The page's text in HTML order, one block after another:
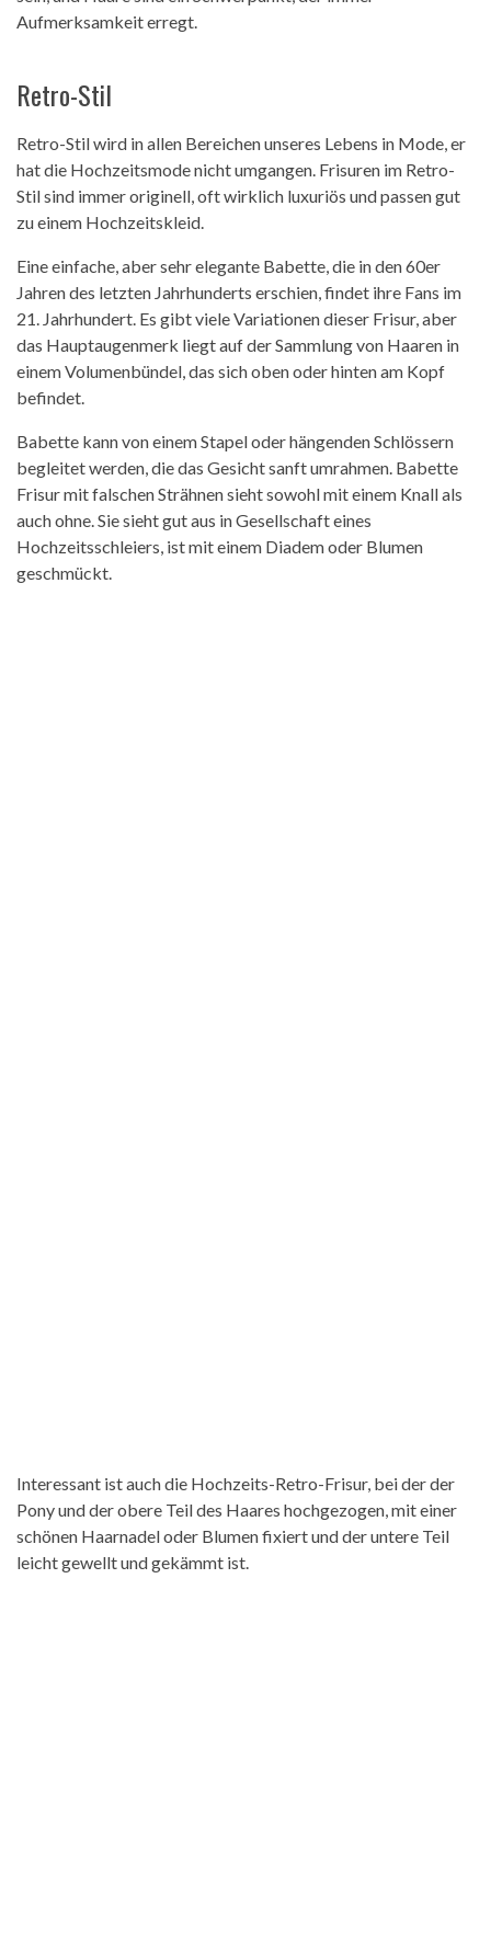
Aufmerksamkeit erregt.
Retro-Stil
Retro-Stil wird in allen Bereichen unseres Lebens in Mode, er
hat die Hochzeitsmode nicht umgangen. Frisuren im Retro-
Stil sind immer originell, oft wirklich luxuriös und passen gut
zu einem Hochzeitskleid.
Eine einfache, aber sehr elegante Babette, die in den 60er
Jahren des letzten Jahrhunderts erschien, findet ihre Fans im
21. Jahrhundert. Es gibt viele Variationen dieser Frisur, aber
das Hauptaugenmerk liegt auf der Sammlung von Haaren in
einem Volumenbündel, das sich oben oder hinten am Kopf
befindet.
Babette kann von einem Stapel oder hängenden Schlössern
begleitet werden, die das Gesicht sanft umrahmen. Babette
Frisur mit falschen Strähnen sieht sowohl mit einem Knall als
auch ohne. Sie sieht gut aus in Gesellschaft eines
Hochzeitsschleiers, ist mit einem Diadem oder Blumen
geschmückt.
Interessant ist auch die Hochzeits-Retro-Frisur, bei der der
Pony und der obere Teil des Haares hochgezogen, mit einer
schönen Haarnadel oder Blumen fixiert und der untere Teil
leicht gewellt und gekämmt ist.